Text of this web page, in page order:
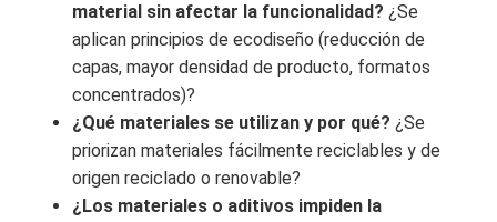
material sin afectar la funcionalidad? ¿Se
aplican principios de ecodiseño (reducción de
capas, mayor densidad de producto, formatos
concentrados)?
¿Qué materiales se utilizan y por qué? ¿Se
priorizan materiales fácilmente reciclables y de
origen reciclado o renovable?
¿Los materiales o aditivos impiden la